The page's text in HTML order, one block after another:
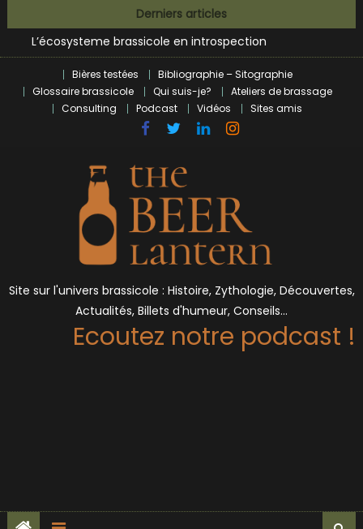
to
content
Derniers articles
L’écosysteme brassicole en introspection
Zoumaï : pionnier de la révolution craft à Marseille
BrewDog racheté par Tilray pour une bouchée de pain ?
Bières et célébrités
Bières testées
Bibliographie – Sitographie
Glossaire brassicole
Qui suis-je?
Ateliers de brassage
Consulting
Podcast Vidéos Sites amis
Site sur l'univers brassicole : Histoire, Zythologie, Découvertes,
Actualités, Billets d'humeur, Conseils…
Ecoutez notre podcast !